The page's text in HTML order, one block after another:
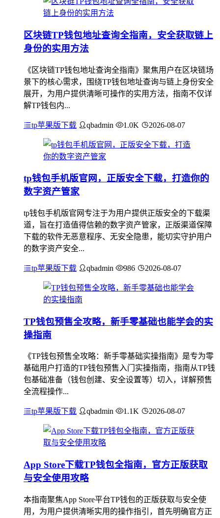
区块链TP钱包地址查询全指南，安全获取链上
身份的实用方法
《区块链TP钱包地址查询全指南》聚焦用户在区块链场
景下的核心需求，围绕TP钱包地址查询与链上身份安全
展开，为用户提供清晰可操作的实用方法，指南不仅详
解TP钱包内...
tp苹果版下载 qbadmin 1.0K 2026-08-07
tp钱包手机版官网，正版安全下载，打造你的
数字资产管家
tp钱包手机版官网专注于为用户提供正版安全的下载渠
道，旨在打造值得信赖的数字资产管家，正版渠道保障
下载的软件无恶意程序、无安全隐患，能切实守护用户
的数字资产安全...
tp苹果版下载 qbadmin 986 2026-08-07
TP钱包预售全攻略，新手零基础也能学会的实
操指南
《TP钱包预售全攻略：新手零基础实操指南》是专为零
基础用户打造的TP钱包预售入门实操指南，指南从TP钱
包基础准备（钱包创建、安全设置等）切入，详解预售
全流程操作...
tp苹果版下载 qbadmin 1.1K 2026-08-07
App Store下载TP钱包全指南，官方正版获取
与安全使用攻略
本指南聚焦App Store平台TP钱包的正版获取与安全使
用，为用户提供清晰实用的操作指引，首先明确官方正